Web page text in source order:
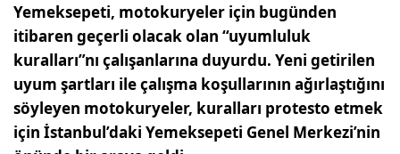
Yemeksepeti, motokuryeler için bugünden
itibaren geçerli olacak olan “uyumluluk
kuralları”nı çalışanlarına duyurdu. Yeni getirilen
uyum şartları ile çalışma koşullarının ağırlaştığını
söyleyen motokuryeler, kuralları protesto etmek
için İstanbul’daki Yemeksepeti Genel Merkezi’nin